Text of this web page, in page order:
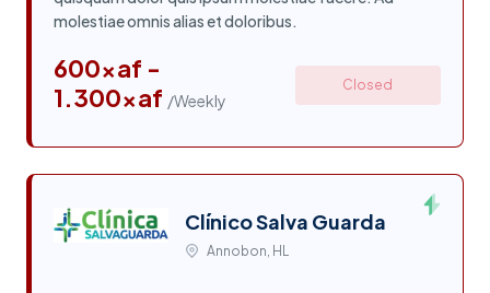
molestiae omnis alias et doloribus.
600xaf -
1.300xaf /Weekly
Closed
Clínico Salva Guarda
Annobon, HL